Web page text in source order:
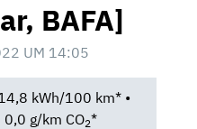
BAFA]
UM 14:05
kWh/100 km* •
g/km CO2*